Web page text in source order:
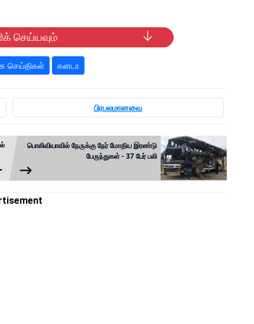
செய்யவும்
செய்திகள் கனடா
பிரபலமானவை
பொலிவியாவில் நேருக்கு நேர் மோதிய இரண்டு
பேருந்துகள் - 37 பேர் பலி